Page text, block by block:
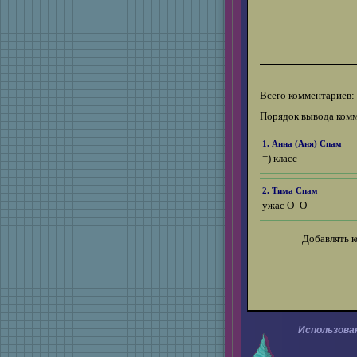
Всего комментариев:
Порядок вывода
1. Анна (Аня) Спам
=) класс
2. Тима Спам
ужас О_О
Добавлять